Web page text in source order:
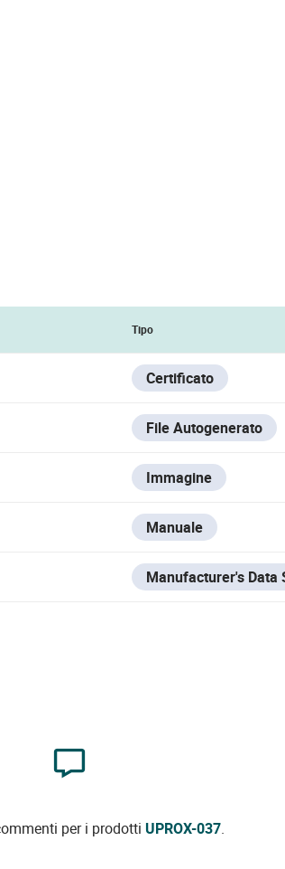
Tipo
Certificato
File Autogenerato
Immagine
U-PROX/ Manuale
Manufacturer's Data
per i prodotti UPROX-037.